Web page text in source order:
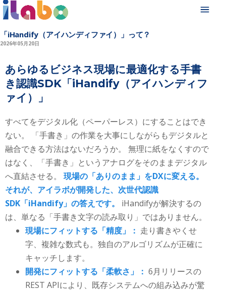
「iHandify（アイハンディファイ）」って？
2026年05月20日
あらゆるビジネス現場に最適化する手書
き認識SDK「iHandify（アイハンディフ
ァイ）」
すべてをデジタル化（ペーパーレス）にすることはでき
ない。 「手書き」の作業を大事にしながらもデジタルと
融合できる方法はないだろうか。 無理に紙をなくすので
はなく、「手書き」というアナログをそのままデジタル
へ直結させる。 現場の「ありのまま」をDXに変える。
それが、アイラボが開発した、次世代認識
SDK「iHandify」の答えです。
iHandifyが解決するの
は、単なる「手書き文字の読み取り」ではありません。
現場にフィットする「精度」： 走り書きやくせ
字、複雑な数式も。独自のアルゴリズムが正確に
キャッチします。
開発にフィットする「柔軟さ」： 6月リリースの
REST APIにより、既存システムへの組み込みが驚